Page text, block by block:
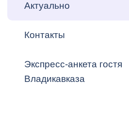
Актуально
Контакты
Экспресс-анкета гостя
Владикавказа